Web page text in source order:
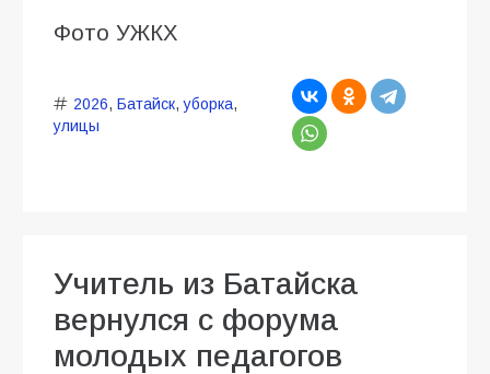
Фото УЖКХ
2026, Батайск,уборка,
улицы
Учитель из Батайска
вернулся с форума
молодых педагогов